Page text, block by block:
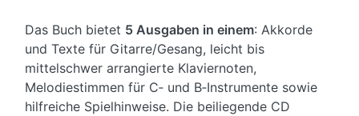
Das Buch bietet 5 Ausgaben in einem: Akkorde
und Texte für Gitarre/Gesang, leicht bis
mittelschwer arrangierte Klaviernoten,
Melodiestimmen für C‑ und B‑Instrumente sowie
hilfreiche Spielhinweise. Die beiliegende CD